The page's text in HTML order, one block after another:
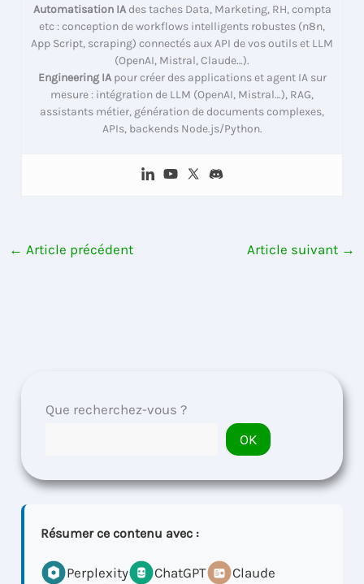
Automatisation IAdes taches Data, Marketing, RH, compta
etc : conception de workflows intelligents robustes (n8n,
App Script, scraping) connectés aux API de vos outils et LLM
(OpenAI, Mistral, Claude…).
Engineering IApour créer des applications et agent IA sur
mesure : intégration de LLM (OpenAI, Mistral…), RAG,
assistants métier, génération de documents complexes,
APIs, backends Node.js/Python.
← Article précédent Article suivant →
Que recherchez-vous ?
OK
Résumer ce contenu avec :
Perplexity ChatGPT
Claude